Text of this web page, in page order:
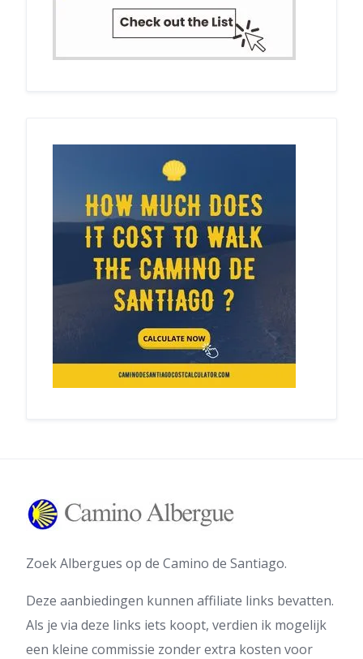
Zoek Albergues op de Camino de Santiago.
Deze aanbiedingen kunnen affiliate links bevatten.
Als je via deze links iets koopt, verdien ik mogelijk
een kleine commissie zonder extra kosten voor